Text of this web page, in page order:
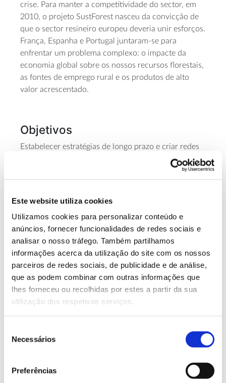
Este website utiliza cookies
Utilizamos cookies para personalizar conteúdo e
anúncios, fornecer funcionalidades de redes sociais e
analisar o nosso tráfego. Também partilhamos
informações acerca da utilização do site com os nossos
parceiros de redes sociais, de publicidade e de análise,
que as podem combinar com outras informações que
lhes forneceu ou recolhidas por estes a partir da sua
utilização dos respetivos serviços.
Necessários
Preferências
crise. Para manter a competitividade do sector, em
2010, o projeto SustForest nasceu da convicção de
que o sector resineiro europeu deveria unir esforços.
França, Espanha e Portugal juntaram-se para
enfrentar um problema complexo: o impacte da
economia global sobre os nossos recursos florestais,
as fontes de emprego rural e os produtos de alto
valor acrescentado.
Objetivos
Estabelecer estratégias de longo prazo e criar redes
estáveis de colaboração conjunta que permitam
alcançar os objetivos do sector da resina natural
europeia:
– Satisfazer a procura de resinas naturais da
indústria do sudoeste europeu;
– Gerar emprego estável e de qualidade nas zonas
rurais da região sudoeste da Europa;
– Valorizar comercial e tecnologicamente a resina
natural produzida nas florestas do sudoeste europeu
como recurso sustentável social, económica e
ambientalmente.
Equipa
oito instituições beneficiárias, entre os quais o INIAV